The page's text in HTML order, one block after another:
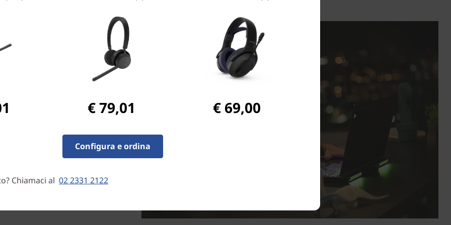
audio ottimali, il
connettività ad alta
(<35 ms),
tuo avversario.
€ 79,01 € 69,00
Configura e ordina
Chiamaci al 02 2331 2122